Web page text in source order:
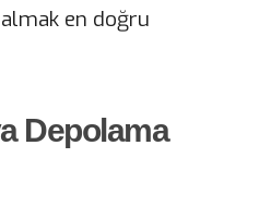
en doğru
Depolama